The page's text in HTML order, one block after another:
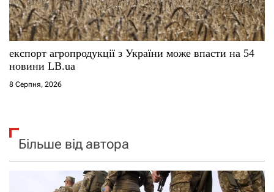
експорт агропродукції з України може впасти на 54
новини LB.ua
8 Серпня, 2026
Більше від автора